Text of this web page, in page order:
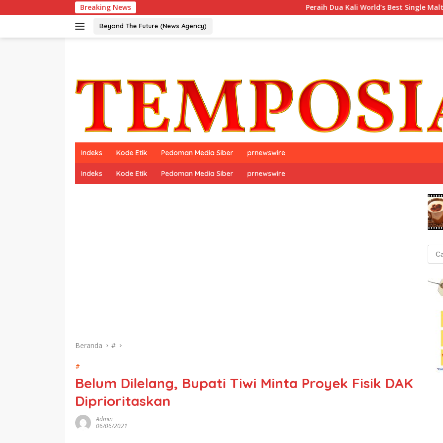
ke
Breaking News Peraih Dua Kali World’s Best Single Malt, The
Beyond The Future (News Agency)
Indeks Kode Etik Pedoman Media Siber prnewswire
Indeks Kode Etik Pedoman Media Siber prnewswire
Beranda #
#
Belum Dilelang, Bupati Tiwi Minta Proyek Fisik DAK
Diprioritaskan
Admin
06/06/2021